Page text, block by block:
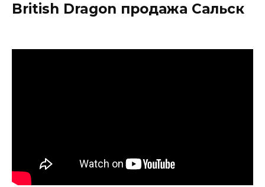
British Dragon продажа Сальск